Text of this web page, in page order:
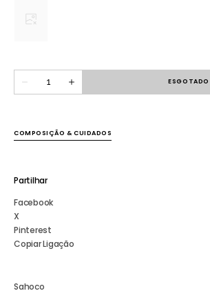
Variante
indisponível
Diminuir
quantidade
Quantidade
Aumentar
quantidade
ESGOTADO
COMPOSIÇÃO & CUIDADOS
Partilhar
Facebook
X
Pinterest
Copiar Ligação
Sahoco